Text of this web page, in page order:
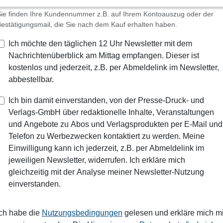
finden Ihre Kundennummer z.B. auf Ihrem Kontoauszug oder der
die Sie nach dem Kauf erhalten haben.
Ich möchte den täglichen 12 Uhr Newsletter mit dem
Nachrichtenüberblick am Mittag empfangen. Dieser ist
kostenlos und jederzeit, z.B. per Abmeldelink im Newsletter,
abbestellbar.
Ich bin damit einverstanden, von der Presse-Druck- und
Verlags-GmbH über redaktionelle Inhalte, Veranstaltungen
und Angebote zu Abos und Verlagsprodukten per E-Mail und
Telefon zu Werbezwecken kontaktiert zu werden. Meine
Einwilligung kann ich jederzeit, z.B. per Abmeldelink im
jeweiligen Newsletter, widerrufen. Ich erkläre mich
gleichzeitig mit der Analyse meiner Newsletter-Nutzung
einverstanden.
habe die Nutzungsbedingungen gelesen und erkläre mich